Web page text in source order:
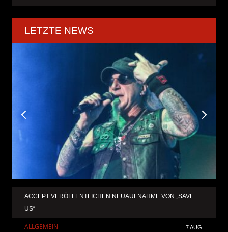
LETZTE NEWS
ACCEPT VERÖFFENTLICHEN NEUAUFNAHME VON „SAVE
US“
ALLGEMEIN 7 AUG.